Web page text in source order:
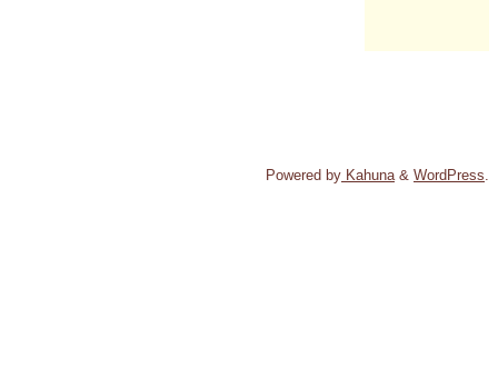
Powered by Kahuna& WordPress.